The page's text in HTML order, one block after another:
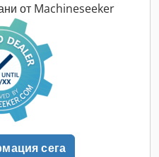
ВАЛИДНИЯ СИ
не можем да
поща, ако не е посочен
за разбирането! За
моля: * Първи
приблизително 4720 кг *
рама * Оси Daimler
385/65 R22,5 * Дълбочина
Crsdpszdm Sfefx Anusf
продажба.
от Machineseeker
сега